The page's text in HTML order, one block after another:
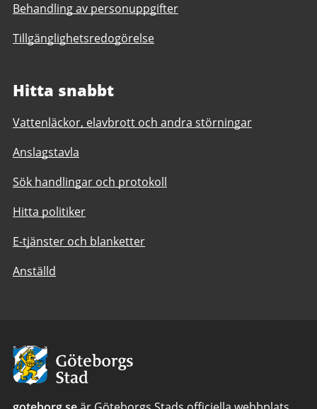
Behandling av personuppgifter
Tillgänglighetsredogörelse
Hitta snabbt
Vattenläckor, elavbrott och andra störningar
Anslagstavla
Sök handlingar och protokoll
Hitta politiker
E-tjänster och blanketter
Anställd
Avsändare:
Göteborgs
Stad